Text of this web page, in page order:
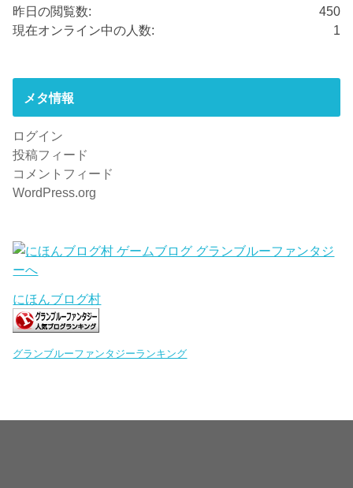
450
昨日の閲覧数:
1
現在オンライン中の人数:
メタ情報
ログイン
投稿フィード
コメントフィード
WordPress.org
にほんブログ村
グランブルーファンタジーランキング